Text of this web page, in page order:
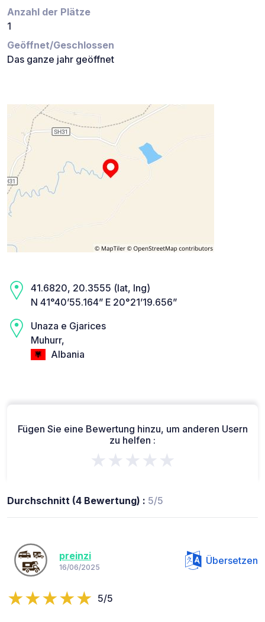
Anzahl der Plätze
1
Geöffnet/Geschlossen
Das ganze jahr geöffnet
41.6820, 20.3555 (lat, lng)
N 41°40’55.164” E 20°21’19.656”
Unaza e Gjarices
Muhurr,
Albania
Fügen Sie eine Bewertung hinzu, um anderen Usern
zu helfen :
★★★★★
Durchschnitt (4 Bewertung) : 5/5
preinzi
16/06/2025
Übersetzen
5/5